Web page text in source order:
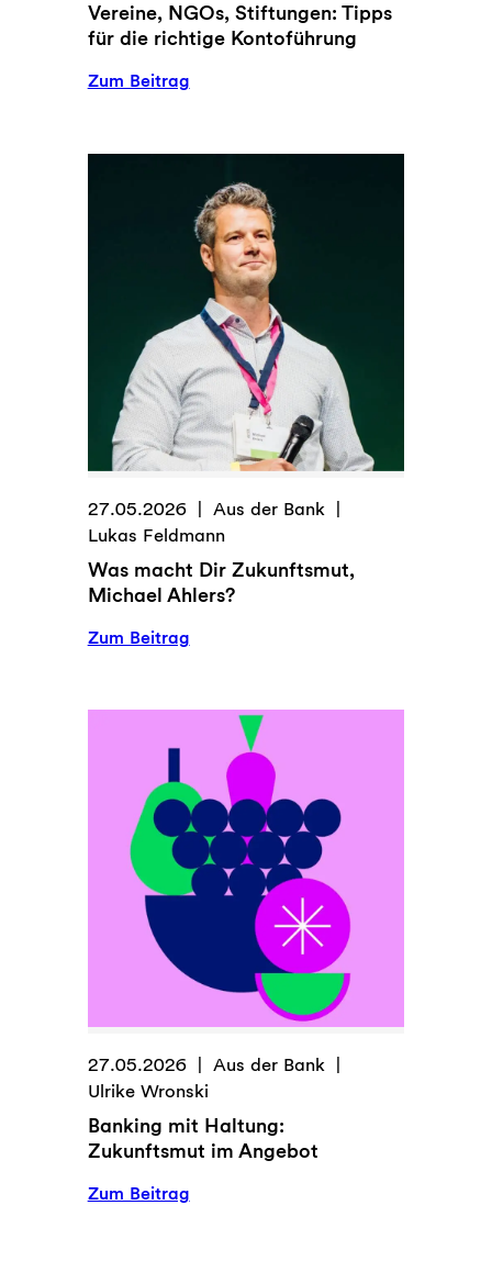
Vereine, NGOs, Stiftungen: Tipps
für die richtige Kontoführung
Zum Beitrag:
Stiftungen:
Tipps
für
die
richtige
Kontoführung
27.05.2026
Aus der Bank
Lukas Feldmann
Was macht Dir Zukunftsmut,
Michael Ahlers?
Zum Beitrag:
Dir
Zukunftsmut,
Michael
Ahlers?
27.05.2026
Aus der Bank
Ulrike Wronski
Banking mit Haltung:
Zukunftsmut im Angebot
Zum Beitrag: